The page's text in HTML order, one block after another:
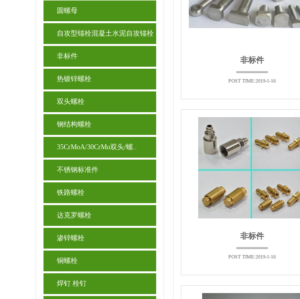
圆螺母
自攻型锚栓混凝土水泥自攻锚栓
非标件
热镀锌螺栓
双头螺栓
钢结构螺栓
35CrMoA/30CrMo双头/螺..
不锈钢标准件
铁路螺栓
达克罗螺栓
渗锌螺栓
铜螺栓
焊钉 栓钉
非标件
POST TIME:2019-1-16
非标件
POST TIME:2019-1-16